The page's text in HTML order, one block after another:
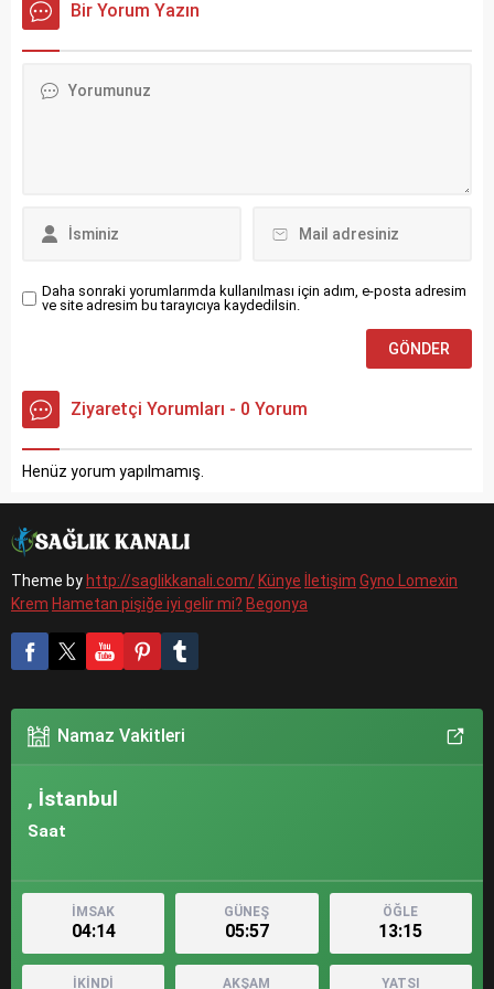
kariyeri boyunca gösterdiği
performanslarla yalnızca
Türkiye’de değil, uluslararası
duyurmayı başardı. Boşnak
sahiptir. Akademik...
Bir Yorum Yazın
Daha sonraki yorumlarımda kullanılması için adım, e-posta adresim
ve site adresim bu tarayıcıya kaydedilsin.
Ziyaretçi Yorumları - 0 Yorum
Henüz yorum yapılmamış.
Theme by http://saglikkanali.com/ Künye İletişim Gyno Lomexin
Krem Hametan pişiğe iyi gelir mi? Begonya
Namaz Vakitleri
, İstanbul
Saat
İMSAK
04:14
GÜNEŞ
05:57
ÖĞLE
13:15
İKİNDİ AKŞAM YATSI